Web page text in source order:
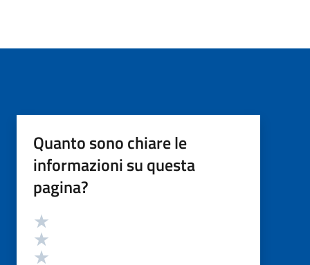
Quanto sono chiare le
informazioni su questa
pagina?
Valutazione